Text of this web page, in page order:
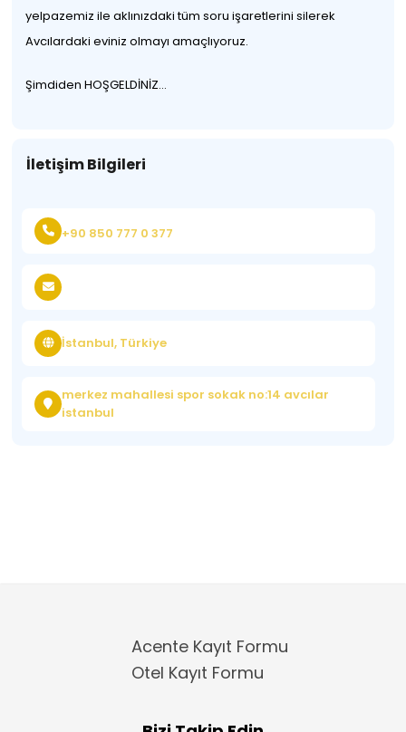
yelpazemiz ile aklınızdaki tüm soru işaretlerini silerek
Avcılardaki eviniz olmayı amaçlıyoruz.
Şimdiden HOŞGELDİNİZ…
İletişim Bilgileri
+90 850 777 0 377
İstanbul, Türkiye
merkez mahallesi spor sokak no:14 avcılar
istanbul
Acente Kayıt Formu
Otel Kayıt Formu